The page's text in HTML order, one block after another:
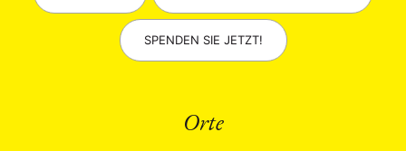
SPENDEN SIE JETZT!
Orte